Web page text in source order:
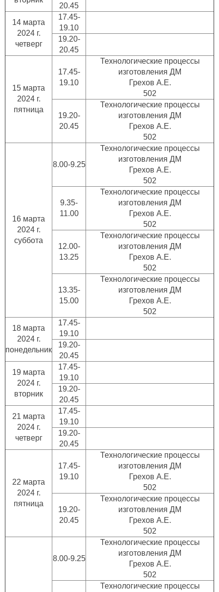
20.45
14 марта
2024 г.
четверг
17.45-
19.10
19.20-
20.45
15 марта
2024 г.
пятница
17.45-
19.10
Технологические процессы
изготовления ДМ
Грехов А.Е.
502
19.20-
20.45
Технологические процессы
изготовления ДМ
Грехов А.Е.
502
16 марта
2024 г.
суббота
8.00-9.25
Технологические процессы
изготовления ДМ
Грехов А.Е.
502
9.35-
11.00
Технологические процессы
изготовления ДМ
Грехов А.Е.
502
12.00-
13.25
Технологические процессы
изготовления ДМ
Грехов А.Е.
502
13.35-
15.00
Технологические процессы
изготовления ДМ
Грехов А.Е.
502
18 марта
2024 г.
понедельник
17.45-
19.10
19.20-
20.45
19 марта
2024 г.
вторник
17.45-
19.10
19.20-
20.45
21 марта
2024 г.
четверг
17.45-
19.10
19.20-
20.45
22 марта
2024 г.
пятница
17.45-
19.10
Технологические процессы
изготовления ДМ
Грехов А.Е.
502
19.20-
20.45
Технологические процессы
изготовления ДМ
Грехов А.Е.
502
8.00-9.25
Технологические процессы
изготовления ДМ
Грехов А.Е.
502
Технологические процессы